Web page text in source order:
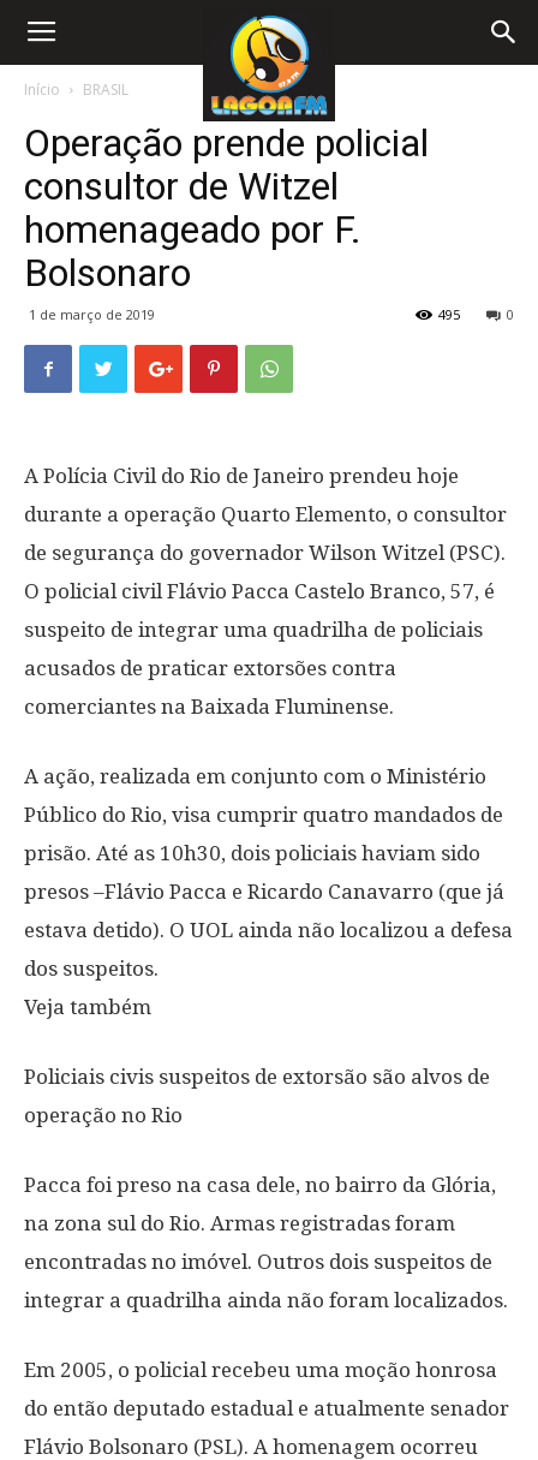
Início BRASIL
Operação prende policial
consultor de Witzel
homenageado por F.
Bolsonaro
1 de março de 2019 0
495
A Polícia Civil do Rio de Janeiro prendeu hoje
durante a operação Quarto Elemento, o consultor
de segurança do governador Wilson Witzel (PSC).
O policial civil Flávio Pacca Castelo Branco, 57, é
suspeito de integrar uma quadrilha de policiais
acusados de praticar extorsões contra
comerciantes na Baixada Fluminense.
A ação, realizada em conjunto com o Ministério
Público do Rio, visa cumprir quatro mandados de
prisão. Até as 10h30, dois policiais haviam sido
presos –Flávio Pacca e Ricardo Canavarro (que já
estava detido). O UOL ainda não localizou a defesa
dos suspeitos.
Veja também
Policiais civis suspeitos de extorsão são alvos de
operação no Rio
Pacca foi preso na casa dele, no bairro da Glória,
na zona sul do Rio. Armas registradas foram
encontradas no imóvel. Outros dois suspeitos de
integrar a quadrilha ainda não foram localizados.
Em 2005, o policial recebeu uma moção honrosa
do então deputado estadual e atualmente senador
Flávio Bolsonaro (PSL). A homenagem ocorreu